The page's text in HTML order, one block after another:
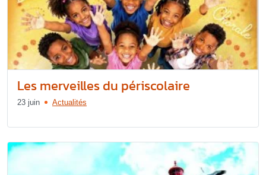
Les merveilles du périscolaire
23 juin Actualités